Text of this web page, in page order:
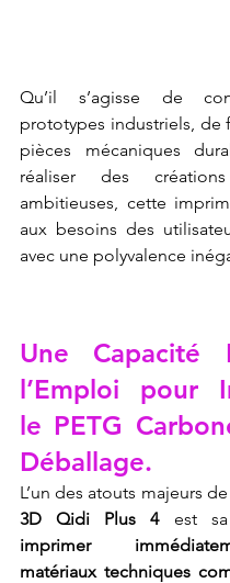
Qu’il s’agisse de
prototypes industriels, de
pièces mécaniques
réaliser des
ambitieuses, cette
aux besoins des
avec une polyvalence
Une Capacité
l’Emploi pour
le PETG
Déballage.
L’un des atouts majeurs de
3D Qidi Plus 4
imprimer
matériaux techniques